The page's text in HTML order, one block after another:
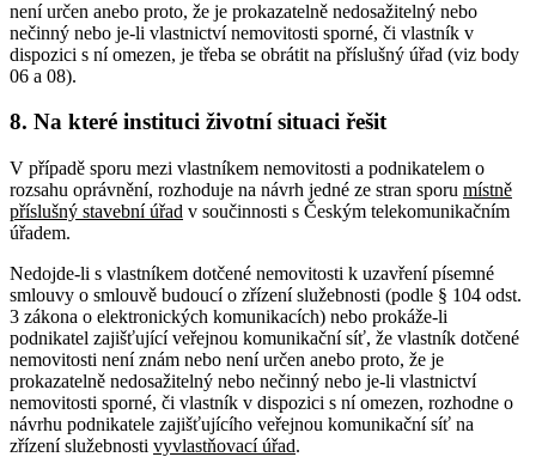
není určen anebo proto, že je prokazatelně nedosažitelný nebo
nečinný nebo je-li vlastnictví nemovitosti sporné, či vlastník v
dispozici s ní omezen, je třeba se obrátit na příslušný úřad (viz body
06 a 08).
8. Na které instituci životní situaci řešit
V případě sporu mezi vlastníkem nemovitosti a podnikatelem o
rozsahu oprávnění, rozhoduje na návrh jedné ze stran sporu místně
příslušný stavební úřad v součinnosti s Českým telekomunikačním
úřadem.
Nedojde-li s vlastníkem dotčené nemovitosti k uzavření písemné
smlouvy o smlouvě budoucí o zřízení služebnosti (podle § 104 odst.
3 zákona o elektronických komunikacích) nebo prokáže-li
podnikatel zajišťující veřejnou komunikační síť, že vlastník dotčené
nemovitosti není znám nebo není určen anebo proto, že je
prokazatelně nedosažitelný nebo nečinný nebo je-li vlastnictví
nemovitosti sporné, či vlastník v dispozici s ní omezen, rozhodne o
návrhu podnikatele zajišťujícího veřejnou komunikační síť na
zřízení služebnosti vyvlastňovací úřad.